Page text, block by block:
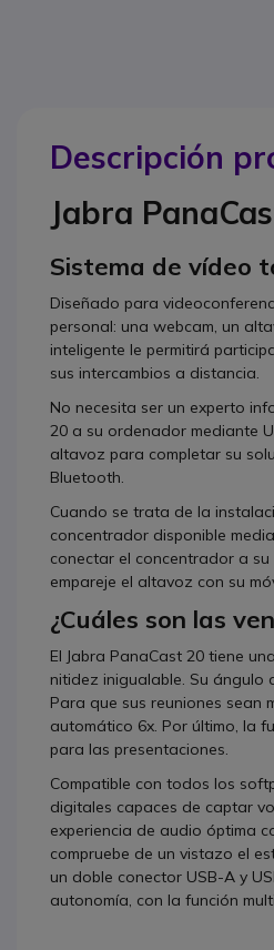
Descripción
Jabra
Sistema de vídeo
Diseñado para
personal: una webcam, un
inteligente le permitirá
sus intercambios a distancia.
No necesita ser un experto
20 a su ordenador mediante
altavoz para completar su
Bluetooth.
Cuando se trata de la
concentrador disponible
conectar el concentrador a
empareje el altavoz con su
¿Cuáles son las
El Jabra PanaCast 20 tiene
nitidez inigualable. Su ángulo
Para que sus reuniones sean
automático 6x. Por último, la
para las presentaciones.
Compatible con todos los
digitales capaces de captar
experiencia de audio óptima
compruebe de un vistazo el
un doble conector USB-A y
autonomía, con la función